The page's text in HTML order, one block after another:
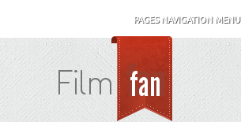
PAGES NAVIGATION MENU